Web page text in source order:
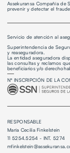
Assekuransa Compañía de
prevenir y detectar el
Servicio de atención al
Superintendencia de
y reaseguradora.
La entidad aseguradora
las consultas y reclamos
beneficiarios y/o
Nº INSCRIPCIÓN DE LA
RESPONSABLE
María Cecilia Finkelstein
11 5254.5254 - INT. 5274